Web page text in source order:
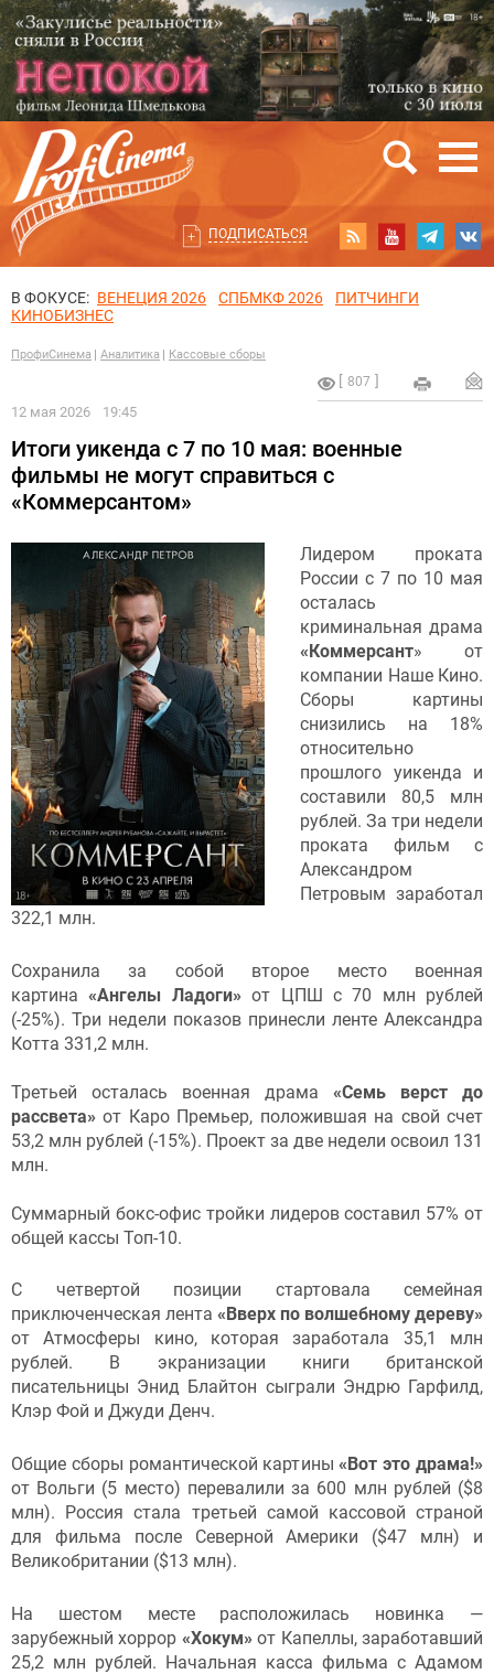
ПОДПИСАТЬСЯ
В ФОКУСЕ: ВЕНЕЦИЯ 2026 СПБМКФ 2026
ПИТЧИНГИ
КИНОБИЗНЕС
ПрофиСинема Аналитика Кассовые сборы
807
12 мая 2026 19:45
Итоги уикенда с 7 по 10 мая: военные
фильмы не могут справиться с
«Коммерсантом»
Лидером проката
России с 7 по 10 мая
осталась
криминальная драма
«Коммерсант» от
компании Наше Кино.
Сборы картины
снизились на 18%
относительно
прошлого уикенда и
составили 80,5 млн
рублей. За три недели
проката фильм с
Александром
Петровым заработал
322,1 млн.
Сохранила за собой второе место военная
картина«Ангелы Ладоги» от ЦПШ с 70 млн рублей
(-25%). Три недели показов принесли ленте Александра
Котта 331,2 млн.
Третьей осталась военная драма «Семь верст до
рассвета» от Каро Премьер, положившая на свой счет
53,2 млн рублей (-15%). Проект за две недели освоил 131
млн.
Суммарный бокс-офис тройки лидеров составил 57% от
общей кассы Топ-10.
С четвертой позиции стартовала семейная
приключенческая лента «Вверх по волшебному дереву»
от Атмосферы кино, которая заработала 35,1 млн
рублей. В экранизации книги британской
писательницы Энид Блайтон сыграли Эндрю Гарфилд,
Клэр Фой и Джуди Денч.
Общие сборы романтической картины«Вот это драма!»
от Вольги (5 место) перевалили за 600 млн рублей ($8
млн). Россия стала третьей самой кассовой страной
для фильма после Северной Америки ($47 млн) и
Великобритании ($13 млн).
На шестом месте расположилась новинка —
зарубежный хоррор «Хокум» от Капеллы, заработавший
25,2 млн рублей. Начальная касса фильма с Адамом